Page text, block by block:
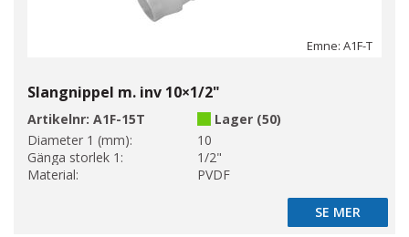
Emne: A1F-T
Slangnippel m. inv 10×1/2"
Artikelnr: A1F-15T
Lager (50)
Diameter 1 (mm):
10
Gänga storlek 1:
1/2"
Material:
PVDF
SE MER
SE MER